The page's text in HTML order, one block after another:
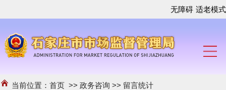
无障碍 适老模式
当前位置：首页 >>政务咨询 >> 留言统计